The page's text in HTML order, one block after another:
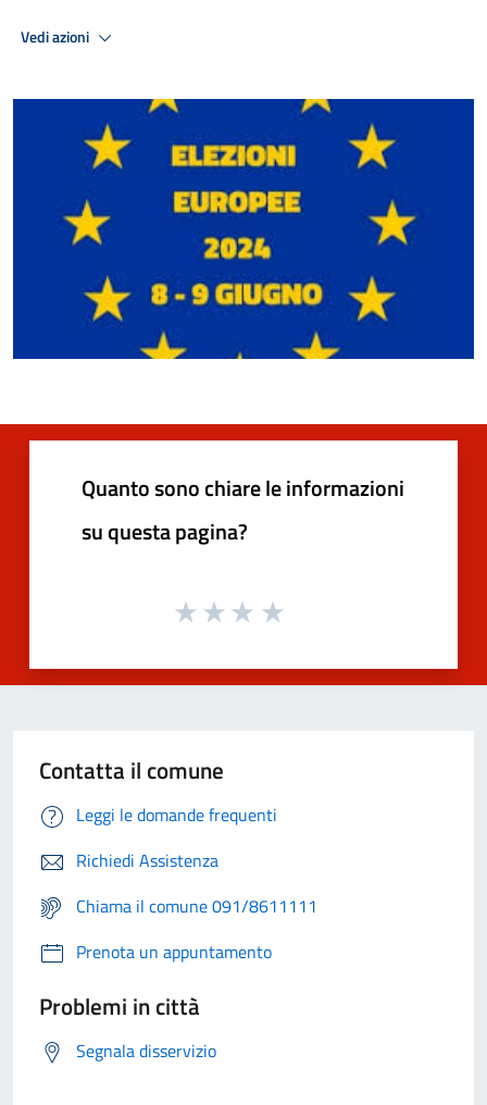
Vedi azioni
Quanto sono chiare le informazioni
su questa pagina?
Contatta il comune
Leggi le domande frequenti
Richiedi Assistenza
Chiama il comune 091/8611111
Prenota un appuntamento
Problemi in città
Segnala disservizio